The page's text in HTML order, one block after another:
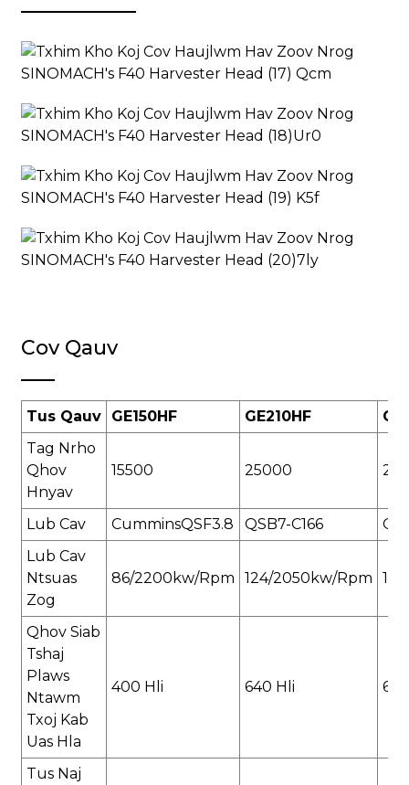
Cov Qauv
Tus Qauv GE150HF GE210HF
Tag Nrho
Qhov
Hnyav
15500 25000
Lub Cav CumminsQSF3.8 QSB7-C166
Lub Cav
Ntsuas
Zog
86/2200kw/rpm 124/2050kw/rpm
Qhov Siab
Tshaj
Plaws
Ntawm
Txoj Kab
Uas Hla
400 Hli 640 Hli
Tus Naj